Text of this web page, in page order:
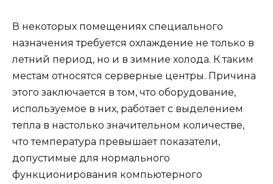
В некоторых помещениях специального
назначения требуется охлаждение не только в
летний период, но и в зимние холода. К таким
местам относятся серверные центры. Причина
этого заключается в том, что оборудование,
используемое в них, работает с выделением
тепла в настолько значительном количестве,
что температура превышает показатели,
допустимые для нормального
функционирования компьютерного